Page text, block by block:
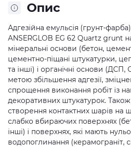
Опис
Адгезійна емульсія (грунт-
ANSERGLOB EG 62 Quartz grunt
мінеральні основи (бетон,
цементно-піщані штукатурки,
та інші) і органічні основи (ДСП,
метою збільшення адгезії,
спрощення виконання робіт із
декоративних штукатурок. Також
створення контактних шарів на
слабко вбираючих поверхнях
інші) і поверхнях, які мають
водопоглинання (керамограніт,